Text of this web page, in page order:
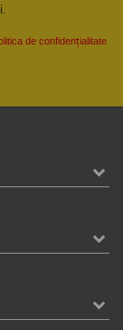
de confidențialitate